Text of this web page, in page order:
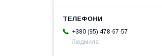
+380 (95) 478-67-57
Людмила